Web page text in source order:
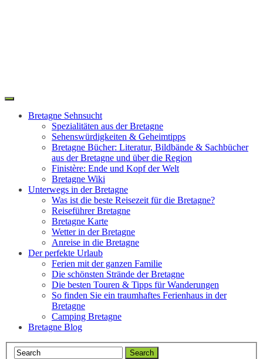
Toggle
navigationBretagne Sehnsucht
Spezialitäten aus der Bretagne
Sehenswürdigkeiten & Geheimtipps
Bretagne Bücher: Literatur, Bildbände & Sachbücher
aus der Bretagne und über die Region
Finistère: Ende und Kopf der Welt
Bretagne Wiki
Unterwegs in der Bretagne
Was ist die beste Reisezeit für die Bretagne?
Reiseführer Bretagne
Bretagne Karte
Wetter in der Bretagne
Anreise in die Bretagne
Der perfekte Urlaub
Ferien mit der ganzen Familie
Die schönsten Strände der Bretagne
Die besten Touren & Tipps für Wanderungen
So finden Sie ein traumhaftes Ferienhaus in der
Bretagne
Camping Bretagne
Bretagne Blog